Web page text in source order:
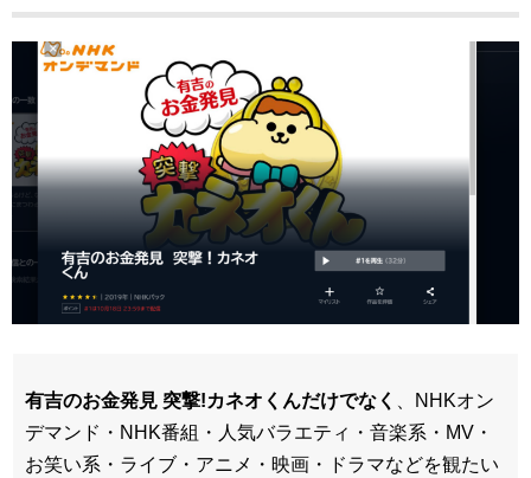
有吉のお金発見 突撃!カネオくんだけでなく
、NHKオン
デマンド・NHK番組・人気バラエティ・音楽系・MV・
お笑い系・ライブ・アニメ・映画・ドラマなどを観たい